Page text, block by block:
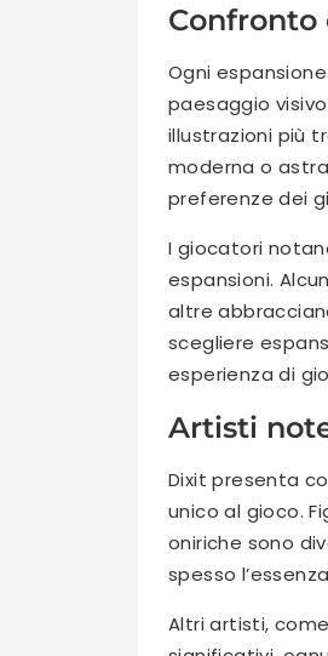
Ogni
paesaggio
illustrazioni più
moderna o
preferenze dei
I giocatori
espansioni.
altre
scegliere
esperienza di
Artisti
Dixit presenta
unico al gioco.
oniriche sono
spesso
Altri artisti,